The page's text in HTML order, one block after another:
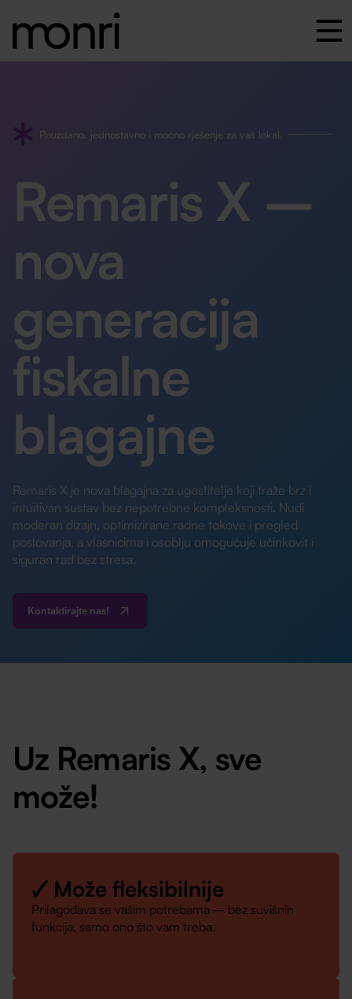
Pouzdano, jednostavno i moćno rješenje za vaš lokal.
Remaris X –
nova
generacija
fiskalne
blagajne
Remaris X je nova blagajna za ugostitelje koji traže brz i
intuitivan sustav bez nepotrebne kompleksnosti. Nudi
moderan dizajn, optimizirane radne tokove i pregled
poslovanja, a vlasnicima i osoblju omogućuje učinkovit i
siguran rad bez stresa.
Kontaktirajte nas!
Uz Remaris X, sve
može!
🗸 Može fleksibilnije
Prilagođava se vašim potrebama – bez suvišnih
funkcija, samo ono što vam treba.